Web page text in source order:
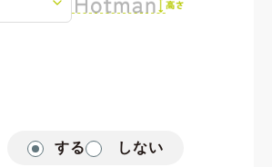
する しない